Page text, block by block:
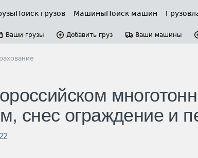
Поиск грузов МашиныПоиск машин
Ваши грузы Добавить груз Ваши машины
снес ограждение и